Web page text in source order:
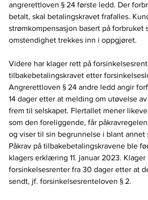
angrerettloven § 24 første ledd. Der
betalt, skal betalingskravet frafalles.
strømkompensasjon basert på forbruket
omstendighet trekkes inn i oppgjøret.
Videre har klager rett på
tilbakebetalingskravet etter
Angrerettloven § 24 andre ledd angir
14 dager etter at melding om utøvelse
frem til selskapet. Flertallet mener
som den foreliggende, får
og viser til sin begrunnelse i blant annet
Påkrav på tilbakebetalingskravene ble
klagers erklæring 11. januar 2023.
forsinkelsesrenter fra 30 dager etter at
sendt, jf. forsinkelsesrenteloven § 2.